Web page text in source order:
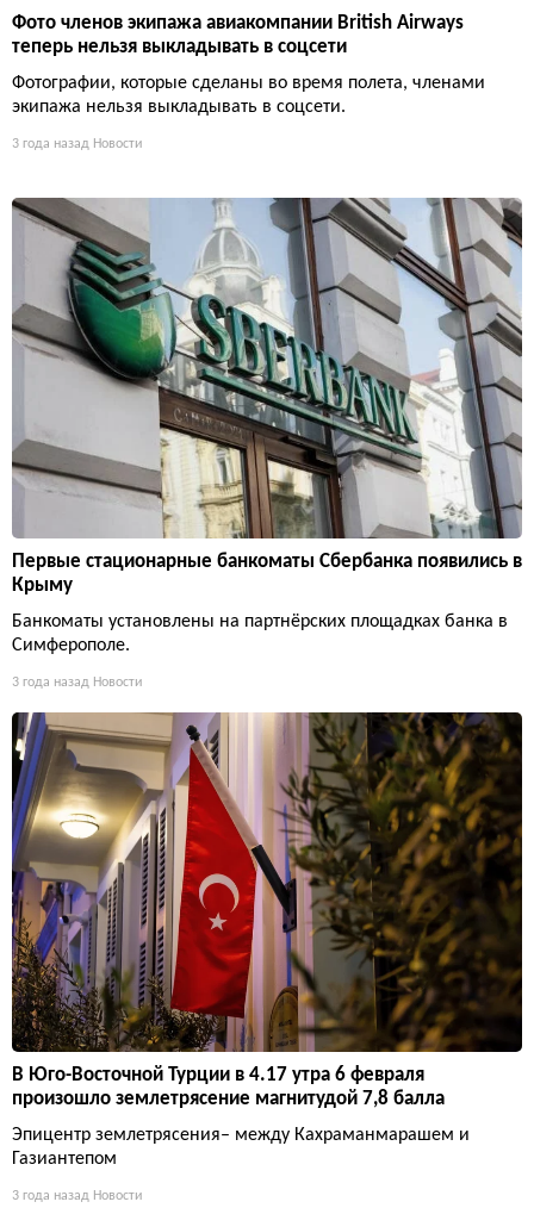
Фото членов экипажа авиакомпании British Airways
теперь нельзя выкладывать в соцсети
Фотографии, которые сделаны во время полета, членами
экипажа нельзя выкладывать в соцсети.
3 года назад Новости
Первые стационарные банкоматы Сбербанка появились в
Крыму
Банкоматы установлены на партнёрских площадках банка в
Симферополе.
3 года назад Новости
В Юго-Восточной Турции в 4.17 утра 6 февраля
произошло землетрясение магнитудой 7,8 балла
Эпицентр землетрясения– между Кахраманмарашем и
Газиантепом
3 года назад Новости